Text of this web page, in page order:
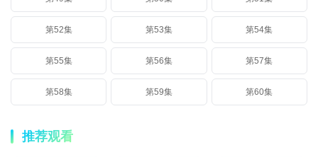
第52集 第53集 第54集
第55集 第56集 第57集
第58集 第59集 第60集
推荐观看